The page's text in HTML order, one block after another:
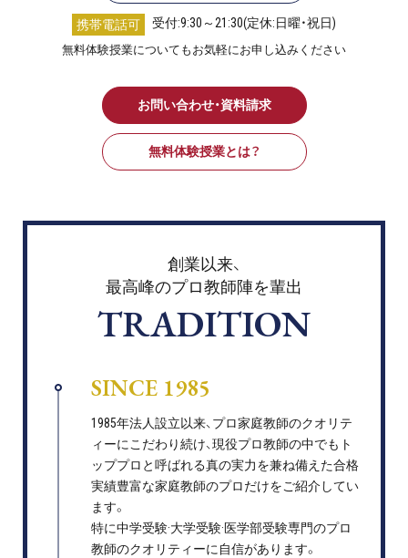
携帯電話可 受付:9:30～21:30(定休:日曜・祝日)
無料体験授業についてもお気軽にお申し込みください
お問い合わせ・資料請求
無料体験授業とは？
創業以来、
最高峰のプロ教師陣を輩出
TRADITION
SINCE 1985
1985年法人設立以来、プロ家庭教師のクオリテ
ィーにこだわり続け、現役プロ教師の中でもト
ッププロと呼ばれる真の実力を兼ね備えた合格
実績豊富な家庭教師のプロだけをご紹介してい
ます。
特に中学受験·大学受験·医学部受験専門のプロ
教師のクオリティーに自信があります。